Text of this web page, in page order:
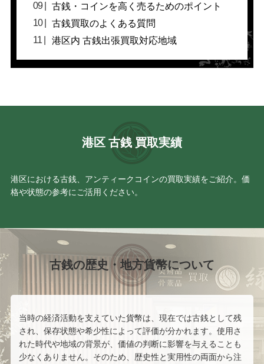
古銭・コインを高く売るためのポイント
古銭買取のよくある質問
港区内 古銭出張買取対応地域
港区 古銭 買取実績
港区における古銭、アンティークコインの買取実績をご紹介。価
格や状態の参考にご活用ください。
古銭の歴史・地方貨幣について
当時の経済活動を支えていた貨幣は、現在では古銭として残
され、保存状態や希少性によって評価が分かれます。使用さ
れた時代や地域の背景が、価値の判断に影響を与えることも
少なくありません。そのため、歴史性と実用性の両面から注